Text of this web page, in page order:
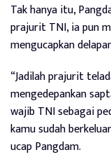
Tak hanya itu,
prajurit TNI, ia pun
mengucapkan
“Jadilah prajurit
mengedepankan
wajib TNI sebagai
kamu sudah
ucap Pangdam.